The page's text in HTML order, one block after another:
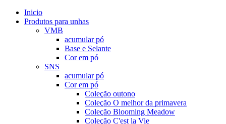
Inicio
Produtos para unhas
VMB
acumular pó
Base e Selante
Cor em pó
SNS
acumular pó
Cor em pó
Coleção outono
Coleção O melhor da primavera
Coleção Blooming Meadow
Coleção C'est la Vie